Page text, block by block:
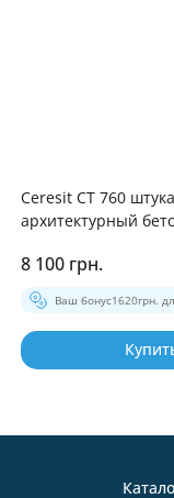
Ceresit CT 760
архитектурный
8 100 грн.
Ваш бонус1620грн.